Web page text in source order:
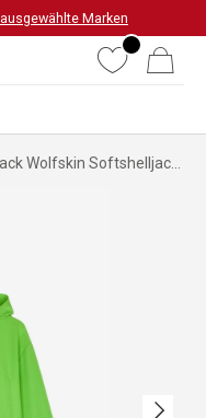
ausgewählte Marken
WunschlisteWarenkorb
Nächste